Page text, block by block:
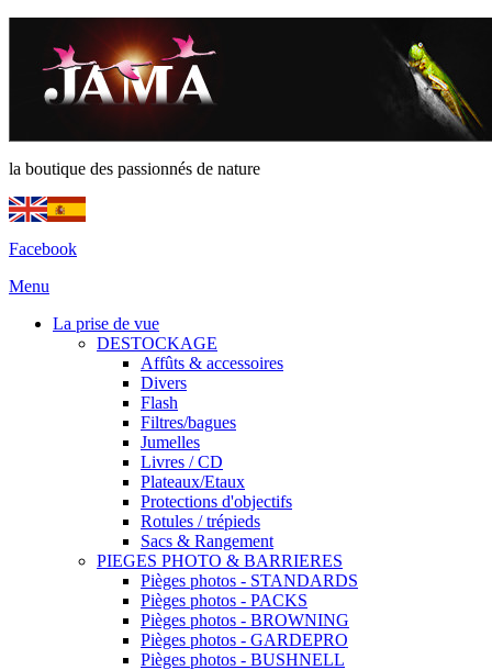
la boutique des passionnés de nature
Facebook
Menu
La prise de vue
DESTOCKAGE
Affûts & accessoires
Divers
Flash
Filtres/bagues
Jumelles
Livres / CD
Plateaux/Etaux
Protections d'objectifs
Rotules / trépieds
Sacs & Rangement
PIEGES PHOTO & BARRIERES
Pièges photos - STANDARDS
Pièges photos - PACKS
Pièges photos - BROWNING
Pièges photos - GARDEPRO
Pièges photos - BUSHNELL